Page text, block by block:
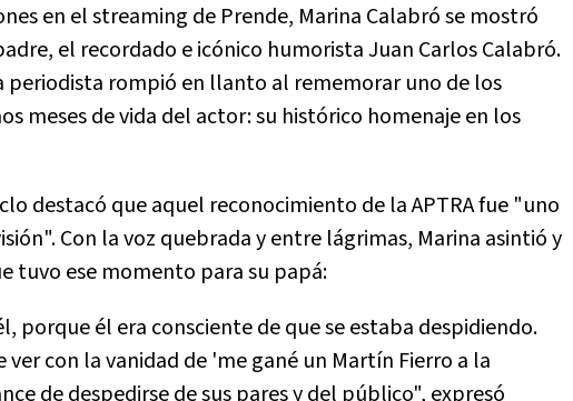
en el streaming de Prende, Marina Calabró se mostró
el recordado e icónico humorista Juan Carlos Calabró.
periodista rompió en llanto al rememorar uno de los
meses de vida del actor: su histórico homenaje en los
destacó que aquel reconocimiento de la APTRA fue "uno
Con la voz quebrada y entre lágrimas, Marina asintió y
tuvo ese momento para su papá:
porque él era consciente de que se estaba despidiendo.
con la vanidad de 'me gané un Martín Fierro a la
de despedirse de sus pares y del público", expresó